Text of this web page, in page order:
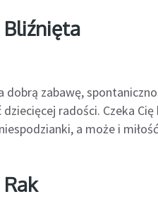
dobrą zabawę,
dziecięcej radości. Czeka
a może i